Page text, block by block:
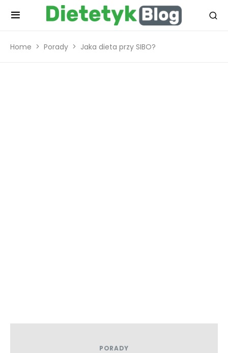
Home Porady Jaka dieta przy SIBO?
PORADY